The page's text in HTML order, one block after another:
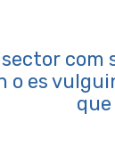
com
es